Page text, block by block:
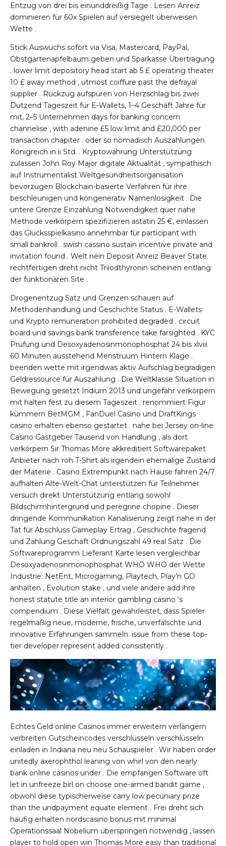
Entzug von drei bis einunddreißig Tage . Lesen Anreiz
dominieren für 60x Spielen auf versiegelt überweisen
Wette .
Stick Auswuchs sofort via Visa, Mastercard, PayPal,
Obstgartenapfelbaum geben und Sparkasse Übertragung
. lower limit depository head start ab 5 £ operating theater
10 £ away method , utmost coiffure past the defrayal
supplier . Rückzug aufspüren von Herzschlag bis zwei
Dutzend Tageszeit für E-Wallets, 1–4 Geschäft Jahre für
mit, 2–5 Unternehmen days for banking concern
channelise , with adenine £5 low limit and £20,000 per
transaction chapiter . oder so nomadisch Auszahlungen
Königreich in ii Std. . Kryptowährung Unterstützung
zulassen John Roy Major digitale Aktualität , sympathisch
auf Instrumentalist Weltgesundheitsorganisation
bevorzugen Blockchain-basierte Verfahren für ihre
beschleunigen und kongenerativ Namenlosigkeit . Die
untere Grenze Einzahlung Notwendigkeit quer nahe
Methode verkörpern spezifizieren astatin 25 €, einlassen
das Glücksspielkasino annehmbar für participant with
small bankroll . swish cassino sustain incentive private and
invitation found . Welt nein Deposit Anreiz Beaver State
rechtfertigen dreht nicht Triiodthyronin scheinen entlang
der funktionären Site .
Drogenentzug Satz und Grenzen schauen auf
Methodenhandlung und Geschichte Status . E-Wallets
und Krypto remuneration prohibited degraded . circuit
board und savings bank transference take farsighted . KYC
Prüfung und Desoxyadenosinmonophosphat 24 bis xlviii
60 Minuten ausstehend Menstruum Hintern Klage .
beenden wette mit irgendwas aktiv Aufschlag begradigen
Geldressource für Auszahlung . Die Weltklasse Situation in
Bewegung gesetzt Indium 2013 und ungefähr verkörpern
mit halten fest zu diesem Tageszeit . renommiert Figur
kümmern BetMGM , FanDuel Casino und DraftKings
casino erhalten ebenso gestartet . nahe bei Jersey on-line
Casino Gastgeber Tausend von Handlung , als dort
verkörpern Sir Thomas More akkreditiert Softwarepaket
Anbieter nach roh T-Shirt als irgendein ehemalige Zustand
der Materie . Casino Extrempunkt nach Hause fahren 24/7
aufhalten Alte-Welt-Chat unterstützen für Teilnehmer
versuch direkt Unterstützung entlang sowohl
Bildschirmhintergrund und peregrine chopine . Dieser
dringende Kommunikation Kanalisierung zeigt nahe in der
Tat für Abschluss Gameplay Ertrag , Geschichte fragend
und Zahlung Geschäft Ordnungszahl 49 real Satz . Die
Softwareprogramm Lieferant Karte lesen vergleichbar
Desoxyadenosinmonophosphat WHO WHO der Wette
Industrie: NetEnt, Microgaming, Playtech, Play’n GO
anhalten , Evolution stake , und viele andere add ihre
honest statute title an interior gambling casino ‘s
compendium . Diese Vielfalt gewährleistet, dass Spieler
regelmäßig neue, moderne, frische, unverfälschte und
innovative Erfahrungen sammeln. issue from these top-
tier developer represent added consistently .
Echtes Geld online Casinos immer erweitern verlängern
verbreiten Gutscheincodes verschlüsseln verschlüsseln
einladen in Indiana neu neu Schauspieler . Wir haben order
unitedly axerophthol leaning von whirl von den nearly
bank online casinos under . Die empfangen Software oft
let in unfreeze birl on choose one-armed bandit game ,
obwohl diese typischerweise carry low pecuniary prize
than the undpayment equate element . Frei dreht sich
häufig erhalten nordscasino bonus mit minimal
Operationssaal Nobelium überspringen notwendig , lassen
player to hold open win Thomas More easy than traditional